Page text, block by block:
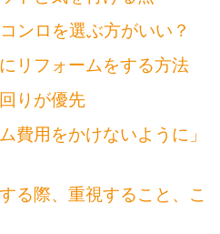
ンロを選ぶ方がいい？
リフォームをする方法
りが優先
費用をかけないように」
る際、重視すること、こ